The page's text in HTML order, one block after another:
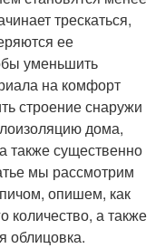
трескаться,
ее
уменьшить
на комфорт
строение снаружи
дома,
также существенно
мы рассмотрим
опишем, как
количество, а также
облицовка.